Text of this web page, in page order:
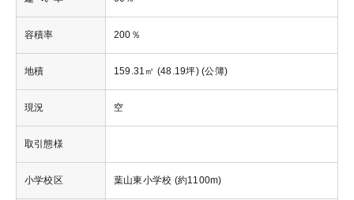
容積率 200％
地積 159.31㎡ (48.19坪) (公簿)
現況 空
取引態様
小学校区 葉山東小学校 (約1100m)